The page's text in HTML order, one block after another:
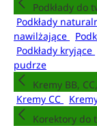
Podkłady do
Podkłady
nawilżające
Podkłady kryjące
pudrze
Kremy BB,
Kremy CC
Korektory do